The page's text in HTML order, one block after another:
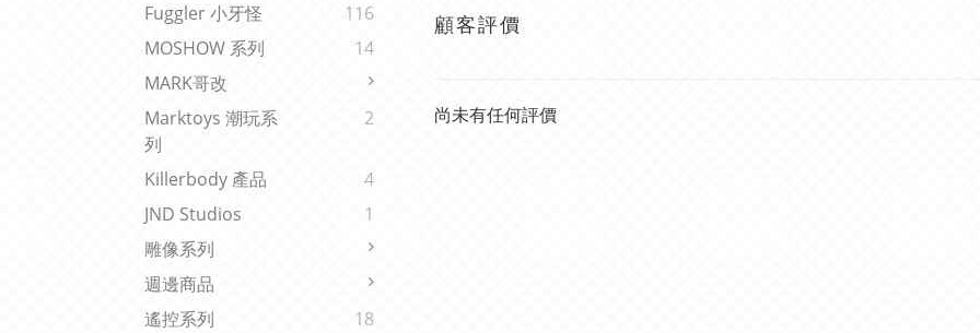
Fuggler 小牙怪
116
MOSHOW 系列
14
MARK哥改
Marktoys 潮玩系
列
2
Killerbody 產品
4
JND Studios
1
雕像系列
週邊商品
遙控系列
18
顧客評價
尚未有任何評價